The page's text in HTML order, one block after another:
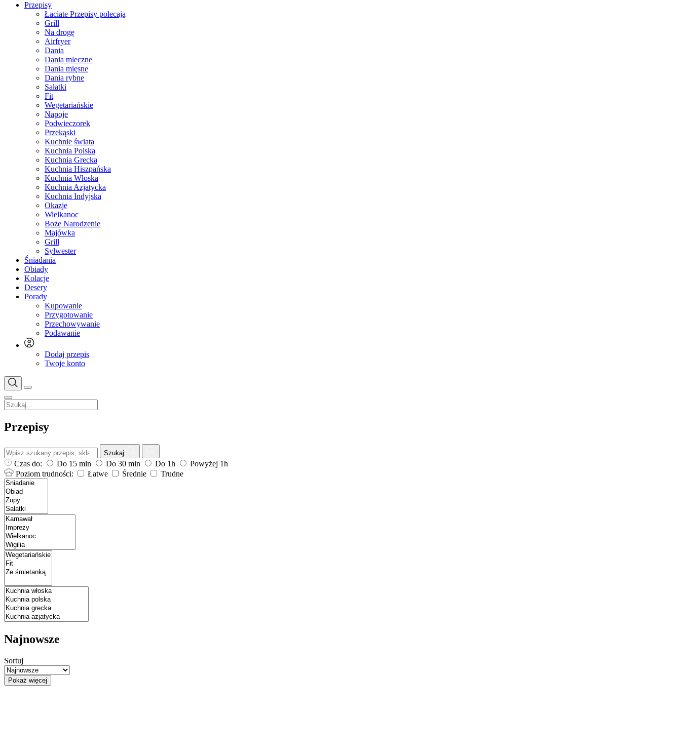
Przepisy
Łaciate Przepisy polecają
Grill
Na drogę
Airfryer
Dania
Dania mleczne
Dania mięsne
Dania rybne
Sałatki
Fit
Wegetariańskie
Napoje
Podwieczorek
Przekąski
Kuchnie świata
Kuchnia Polska
Kuchnia Grecka
Kuchnia Hiszpańska
Kuchnia Włoska
Kuchnia Azjatycka
Kuchnia Indyjska
Okazje
Wielkanoc
Boże Narodzenie
Majówka
Grill
Sylwester
Śniadania
Obiady
Kolacje
Desery
Porady
Kupowanie
Przygotowanie
Przechowywanie
Podawanie
Dodaj przepis
Twoje konto
Przepisy
Szukaj
Czas do: Do 15 min Do 30 min Do 1h
Powyżej 1h
Poziom trudności:
Łatwe Średnie Trudne
Najnowsze
Sortuj
Pokaż więcej